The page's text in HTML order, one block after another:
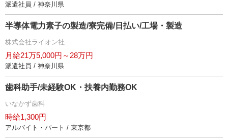
派遣社員 / 神奈川県
半導体電力素子の製造/寮完備/日払い/工場・製造
株式会社ライオン社
月給21万5,000円～28万円
派遣社員 / 神奈川県
歯科助手/未経験OK・扶養内勤務OK
いなかず歯科
時給1,300円
アルバイト・パート / 東京都